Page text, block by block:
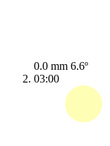
0.0 mm 6.6º
03:00